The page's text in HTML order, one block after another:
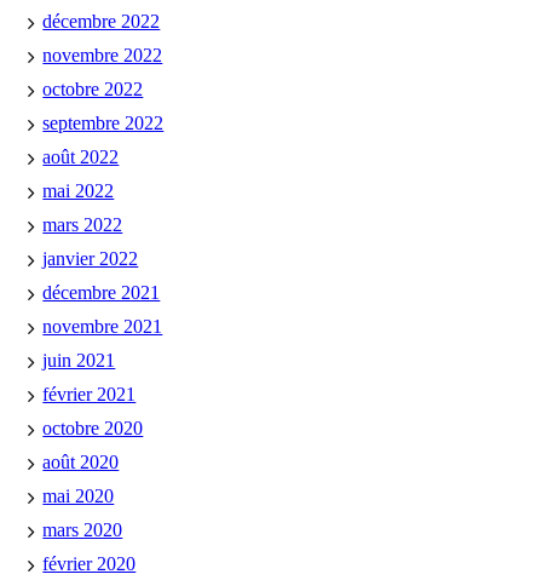
décembre 2022
novembre 2022
octobre 2022
septembre 2022
août 2022
mai 2022
mars 2022
janvier 2022
décembre 2021
novembre 2021
juin 2021
février 2021
octobre 2020
août 2020
mai 2020
mars 2020
février 2020